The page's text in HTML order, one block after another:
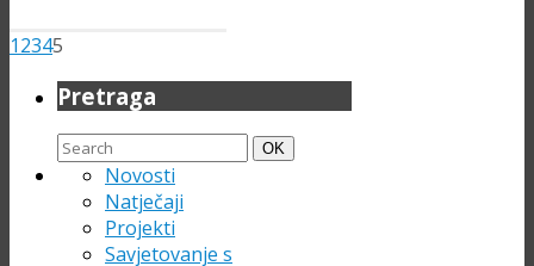
12345
Pretraga
Search
for:
Search
OK
Novosti
Natječaji
Projekti
Savjetovanje s